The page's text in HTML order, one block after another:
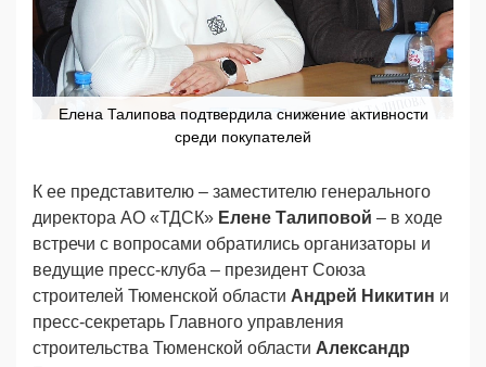
Елена Талипова подтвердила снижение активности
среди покупателей
К ее представителю – заместителю генерального
директора АО «ТДСК» Елене Талиповой – в ходе
встречи с вопросами обратились организаторы и
ведущие пресс-клуба – президент Союза
строителей Тюменской области Андрей Никитин и
пресс-секретарь Главного управления
строительства Тюменской области Александр